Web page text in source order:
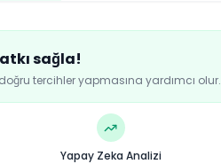
sağla!
tercihler yapmasına yardımcı olur.
Yapay Zeka Analizi